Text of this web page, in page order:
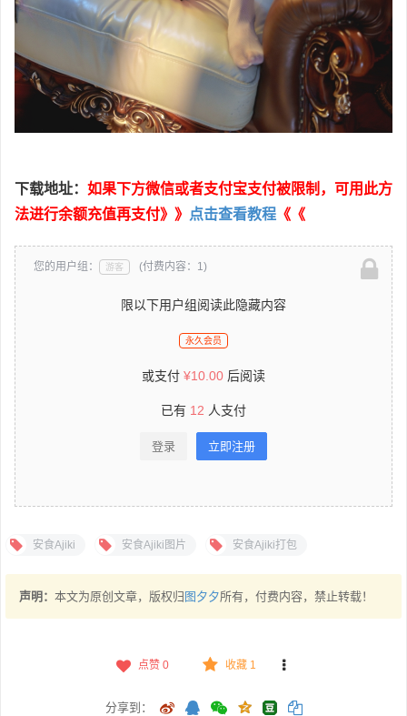
下载地址： 如果下方微信或者支付宝支付被限制，可用此方
法进行余额充值再支付》》 点击查看教程 《《
您的用户组： 游客 (付费内容：1)
限以下用户组阅读此隐藏内容
永久会员
或支付 ¥10.00 后阅读
已有 12 人支付
登录 立即注册
安食Ajiki 安食Ajiki图片 安食Ajiki打包
声明： 本文为原创文章，版权归 图夕夕所有，付费内容，禁止转载！
点赞 0 收藏 1
分享到：